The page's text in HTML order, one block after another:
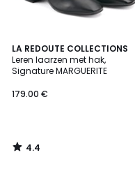
LA REDOUTE COLLECTIONS
Leren laarzen met hak,
Signature MARGUERITE
179.00 €
4.4
/ 5
4.4
/